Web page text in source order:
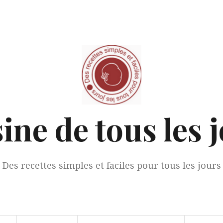
de tous les
Des recettes simples et faciles pour tous les jours